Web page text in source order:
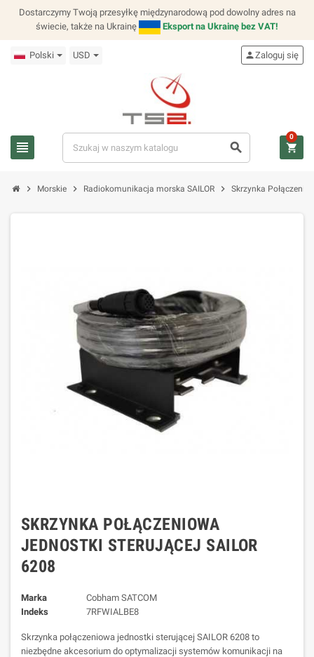
Dostarczymy Twoją przesyłkę międzynarodową pod dowolny adres na
świecie, także na Ukrainę
Eksport na Ukrainę bez VAT!
Polski USD
view_headline search
personZaloguj się
shopping_cart
0
chevron_right Morskie chevron_right Radiokomunikacja morska SAILOR chevron_right Skrzynka
SKRZYNKA POŁĄCZENIOWA
JEDNOSTKI STERUJĄCEJ SAILOR
6208
Marka
Cobham SATCOM
Indeks
7RFWIALBE8
Skrzynka połączeniowa jednostki sterującej SAILOR 6208 to
niezbędne akcesorium do optymalizacji systemów komunikacji na